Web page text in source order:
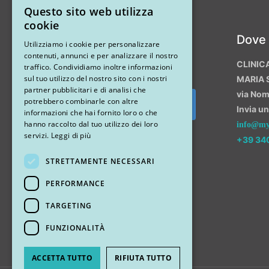
Instagram
Segui su Instagram
MARIA
via
Invia
+39
Questo sito web utilizza
cookie
Utilizziamo i cookie per personalizzare
contenuti, annunci e per analizzare il nostro
traffico. Condividiamo inoltre informazioni
sul tuo utilizzo del nostro sito con i nostri
partner pubblicitari e di analisi che
potrebbero combinarle con altre
informazioni che hai fornito loro o che
hanno raccolto dal tuo utilizzo dei loro
servizi. Leggi di più
STRETTAMENTE NECESSARI
PERFORMANCE
TARGETING
FUNZIONALITÀ
ACCETTA TUTTO RIFIUTA TUTTO